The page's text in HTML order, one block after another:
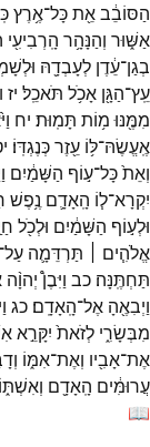
הַסּוֹבֵ֔באֵ֖תכָּל־אֶ֥רֶץ
אַשּׁ֑וּר וְהַנָּהָ֥ר הָֽרְבִיעִ֖י
בְגַן־עֵ֔דֶן לְעָבְדָ֖הּ
עֵֽץ־הַגָּ֖ן אָכֹ֥ל תֹּאכֵֽל׃ יז
מִמֶּ֖נּוּ מ֥וֹת תָּמֽוּת׃ יח
אֶֽעֱשֶׂהּ־לּ֥וֹ עֵ֖זֶרכְּנֶגְדּֽוֹ׃
וְאֵת֙כָּל־ע֣וֹף הַשָּׁמַ֔יִם
יִקְרָא־ל֧וֹ הָֽאָדָ֛ם נֶ֥פֶשׁ
וּלְע֣וֹף הַשָּׁמַ֔יִם וּלְכֹ֖ל
אֱלֹהִ֧ים ׀
תַּרְדֵּמָ֛ה עַל־
תַּחְתֶּֽנָּה׃ כב וַיִּבֶן֩ יְהוָ֨ה
וַיְבִאֶ֖הָ אֶל־הָֽאָדָֽם׃ כג
מִבְּשָׂרִ֑י לְזֹאת֙ יִקָּרֵ֣א
אֶת־אָבִ֖יו וְאֶת־אִמּ֑וֹ
עֲרוּמִּ֔ים הָֽאָדָ֖ם וְאִשְׁתּ֑וֹ
📖